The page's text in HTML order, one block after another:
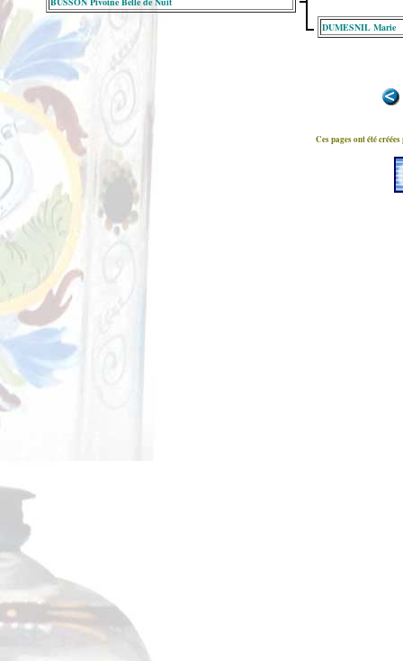
DUMESNIL Marie
Ces pages ont été